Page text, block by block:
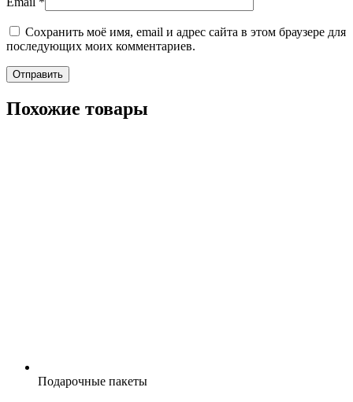
Сохранить моё имя, email и адрес сайта в этом браузере для
последующих моих комментариев.
Похожие товары
Подарочные пакеты